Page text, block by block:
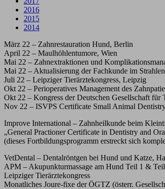
2016
2015
2014
März 22 – Zahnrestauration Hund, Berlin
April 22 – Maulhöhlentumore, Wien
Mai 22 – Zahnextraktionen und
Mai 22 – Aktualisierung der Fachkunde im
Juli 22 – Leipziger Tierärztekongress, Leipzig
Okt 22 – Perioperatives Management des
Okt 22 – Kongress der Deutschen Gesellschaft für
Nov 22 – ISVPS Certificate Small Animal
Improve International – Zahnheilkunde beim
„General Practioner Certificate in Dentistry and
(dieses Fortbildungsprogramm erstreckt sich
VetDental – Dentalröntgen bei Hund und Katze,
APM – Akupunkturmassage am Hund Teil 1 &
Leipziger Tierärztekongress
Monatliches Joure-fixe der ÖGTZ (österr.